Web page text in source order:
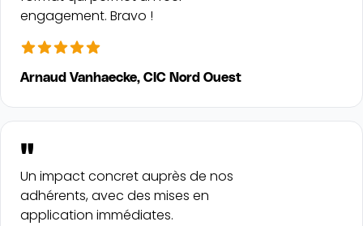
engagement. Bravo !
Arnaud Vanhaecke, CIC Nord Ouest
"
Un impact concret auprès de nos
adhérents, avec des mises en
application immédiates.